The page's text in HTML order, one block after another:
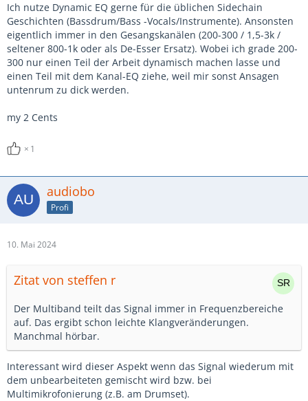
Ich nutze Dynamic EQ gerne für die üblichen Sidechain
Geschichten (Bassdrum/Bass -Vocals/Instrumente). Ansonsten
eigentlich immer in den Gesangskanälen (200-300 / 1,5-3k /
seltener 800-1k oder als De-Esser Ersatz). Wobei ich grade 200-
300 nur einen Teil der Arbeit dynamisch machen lasse und
einen Teil mit dem Kanal-EQ ziehe, weil mir sonst Ansagen
untenrum zu dick werden.
my 2 Cents
1
audiobo
Profi
10. Mai 2024
Zitat von steffen r
Der Multiband teilt das Signal immer in Frequenzbereiche
auf. Das ergibt schon leichte Klangveränderungen.
Manchmal hörbar.
Interessant wird dieser Aspekt wenn das Signal wiederum mit
dem unbearbeiteten gemischt wird bzw. bei
Multimikrofonierung (z.B. am Drumset).